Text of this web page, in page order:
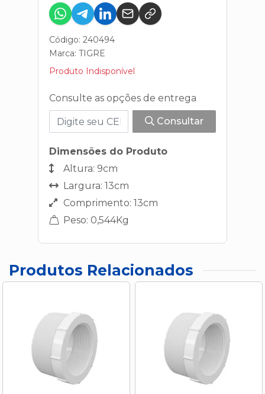
Código: 240494
Marca: TIGRE
Produto Indisponível
Consulte as opções de entrega
Consultar
Dimensões do Produto
Altura: 9cm
Largura: 13cm
Comprimento: 13cm
Peso: 0,544Kg
Produtos Relacionados